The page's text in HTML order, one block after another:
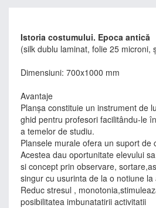
Istoria costumului. Epoca antică
(silk dublu laminat, folie 25 microni,
Dimensiuni: 700x1000 mm
Avantaje
Planşa constituie un instrument de
ghid pentru profesori facilitându-le
a temelor de studiu.
Plansele murale ofera un suport de
Acestea dau oportunitate elevului
si concept prin observare,
singur cu usurinta de la o notiune la
Reduc stresul ,
posibilitatea imbunatatirii activitatii